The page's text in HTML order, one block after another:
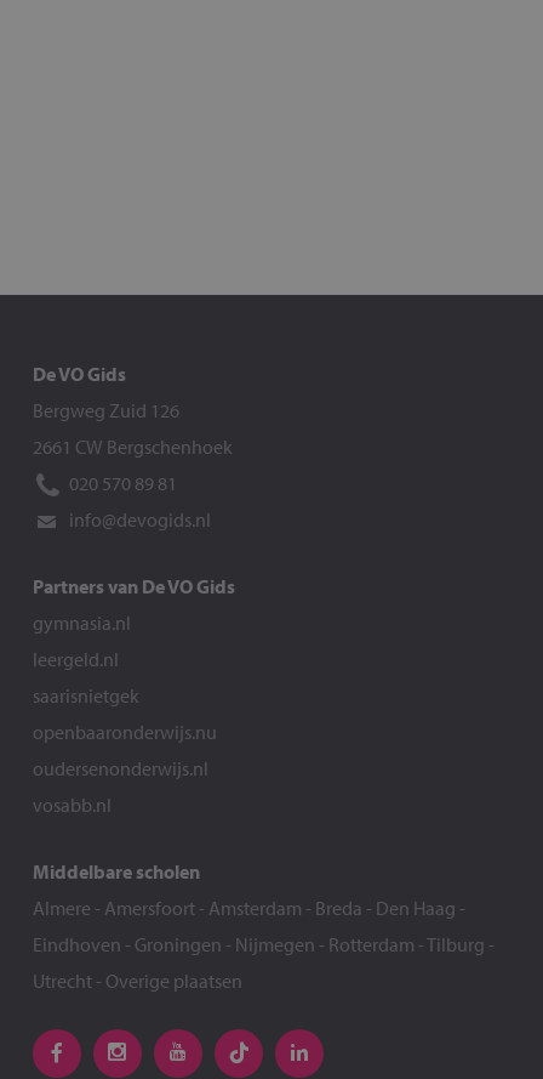
De VO Gids
Bergweg Zuid 126
2661 CW Bergschenhoek
020 570 89 81
info@devogids.nl
Partners van De VO Gids
gymnasia.nl
leergeld.nl
saarisnietgek
openbaaronderwijs.nu
oudersenonderwijs.nl
vosabb.nl
Middelbare scholen
Almere - Amersfoort- Amsterdam - Breda - Den Haag -
Eindhoven - Groningen - Nijmegen - Rotterdam -Tilburg -
Utrecht- Overige plaatsen